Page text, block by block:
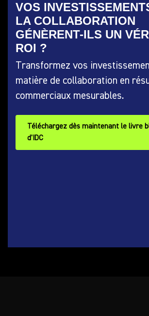
VOS
LA COLLABORATION
GÉNÈRENT-ILS UN
ROI ?
Transformez vos
matière de collaboration en
commerciaux mesurables.
Téléchargez dès maintenant le livre
d'IDC